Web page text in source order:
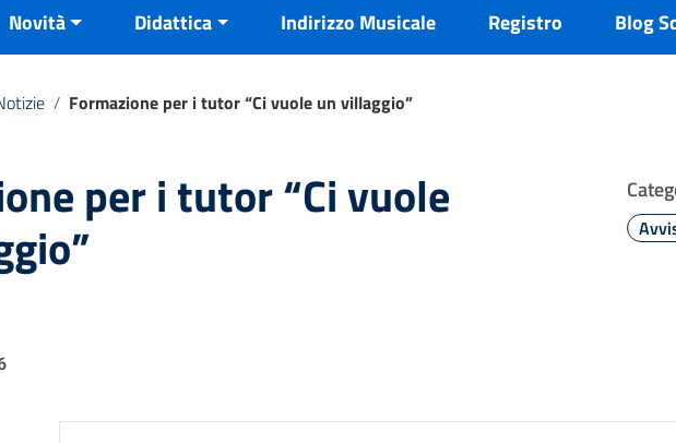
Novità Didattica Indirizzo Musicale Registro Blog
/ Formazione per i tutor “Ci vuole un villaggio”
per i tutor “Ci vuole